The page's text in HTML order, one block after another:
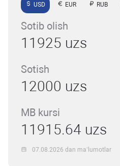
USD EUR RUB
Sotib olish
11925 uzs
Sotish
12000 uzs
MB kursi
11915.64 uzs
07.08.2026 dan ma’lumotlar